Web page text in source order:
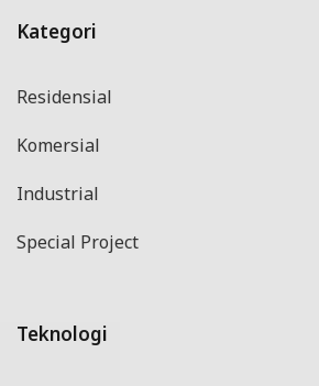
Kategori
Residensial
Komersial
Industrial
Special Project
Teknologi